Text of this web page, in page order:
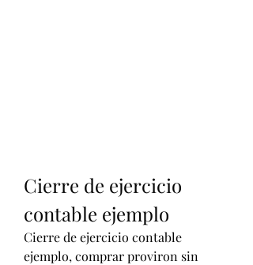
Cierre de ejercicio
contable ejemplo
Cierre de ejercicio contable
ejemplo, comprar proviron sin